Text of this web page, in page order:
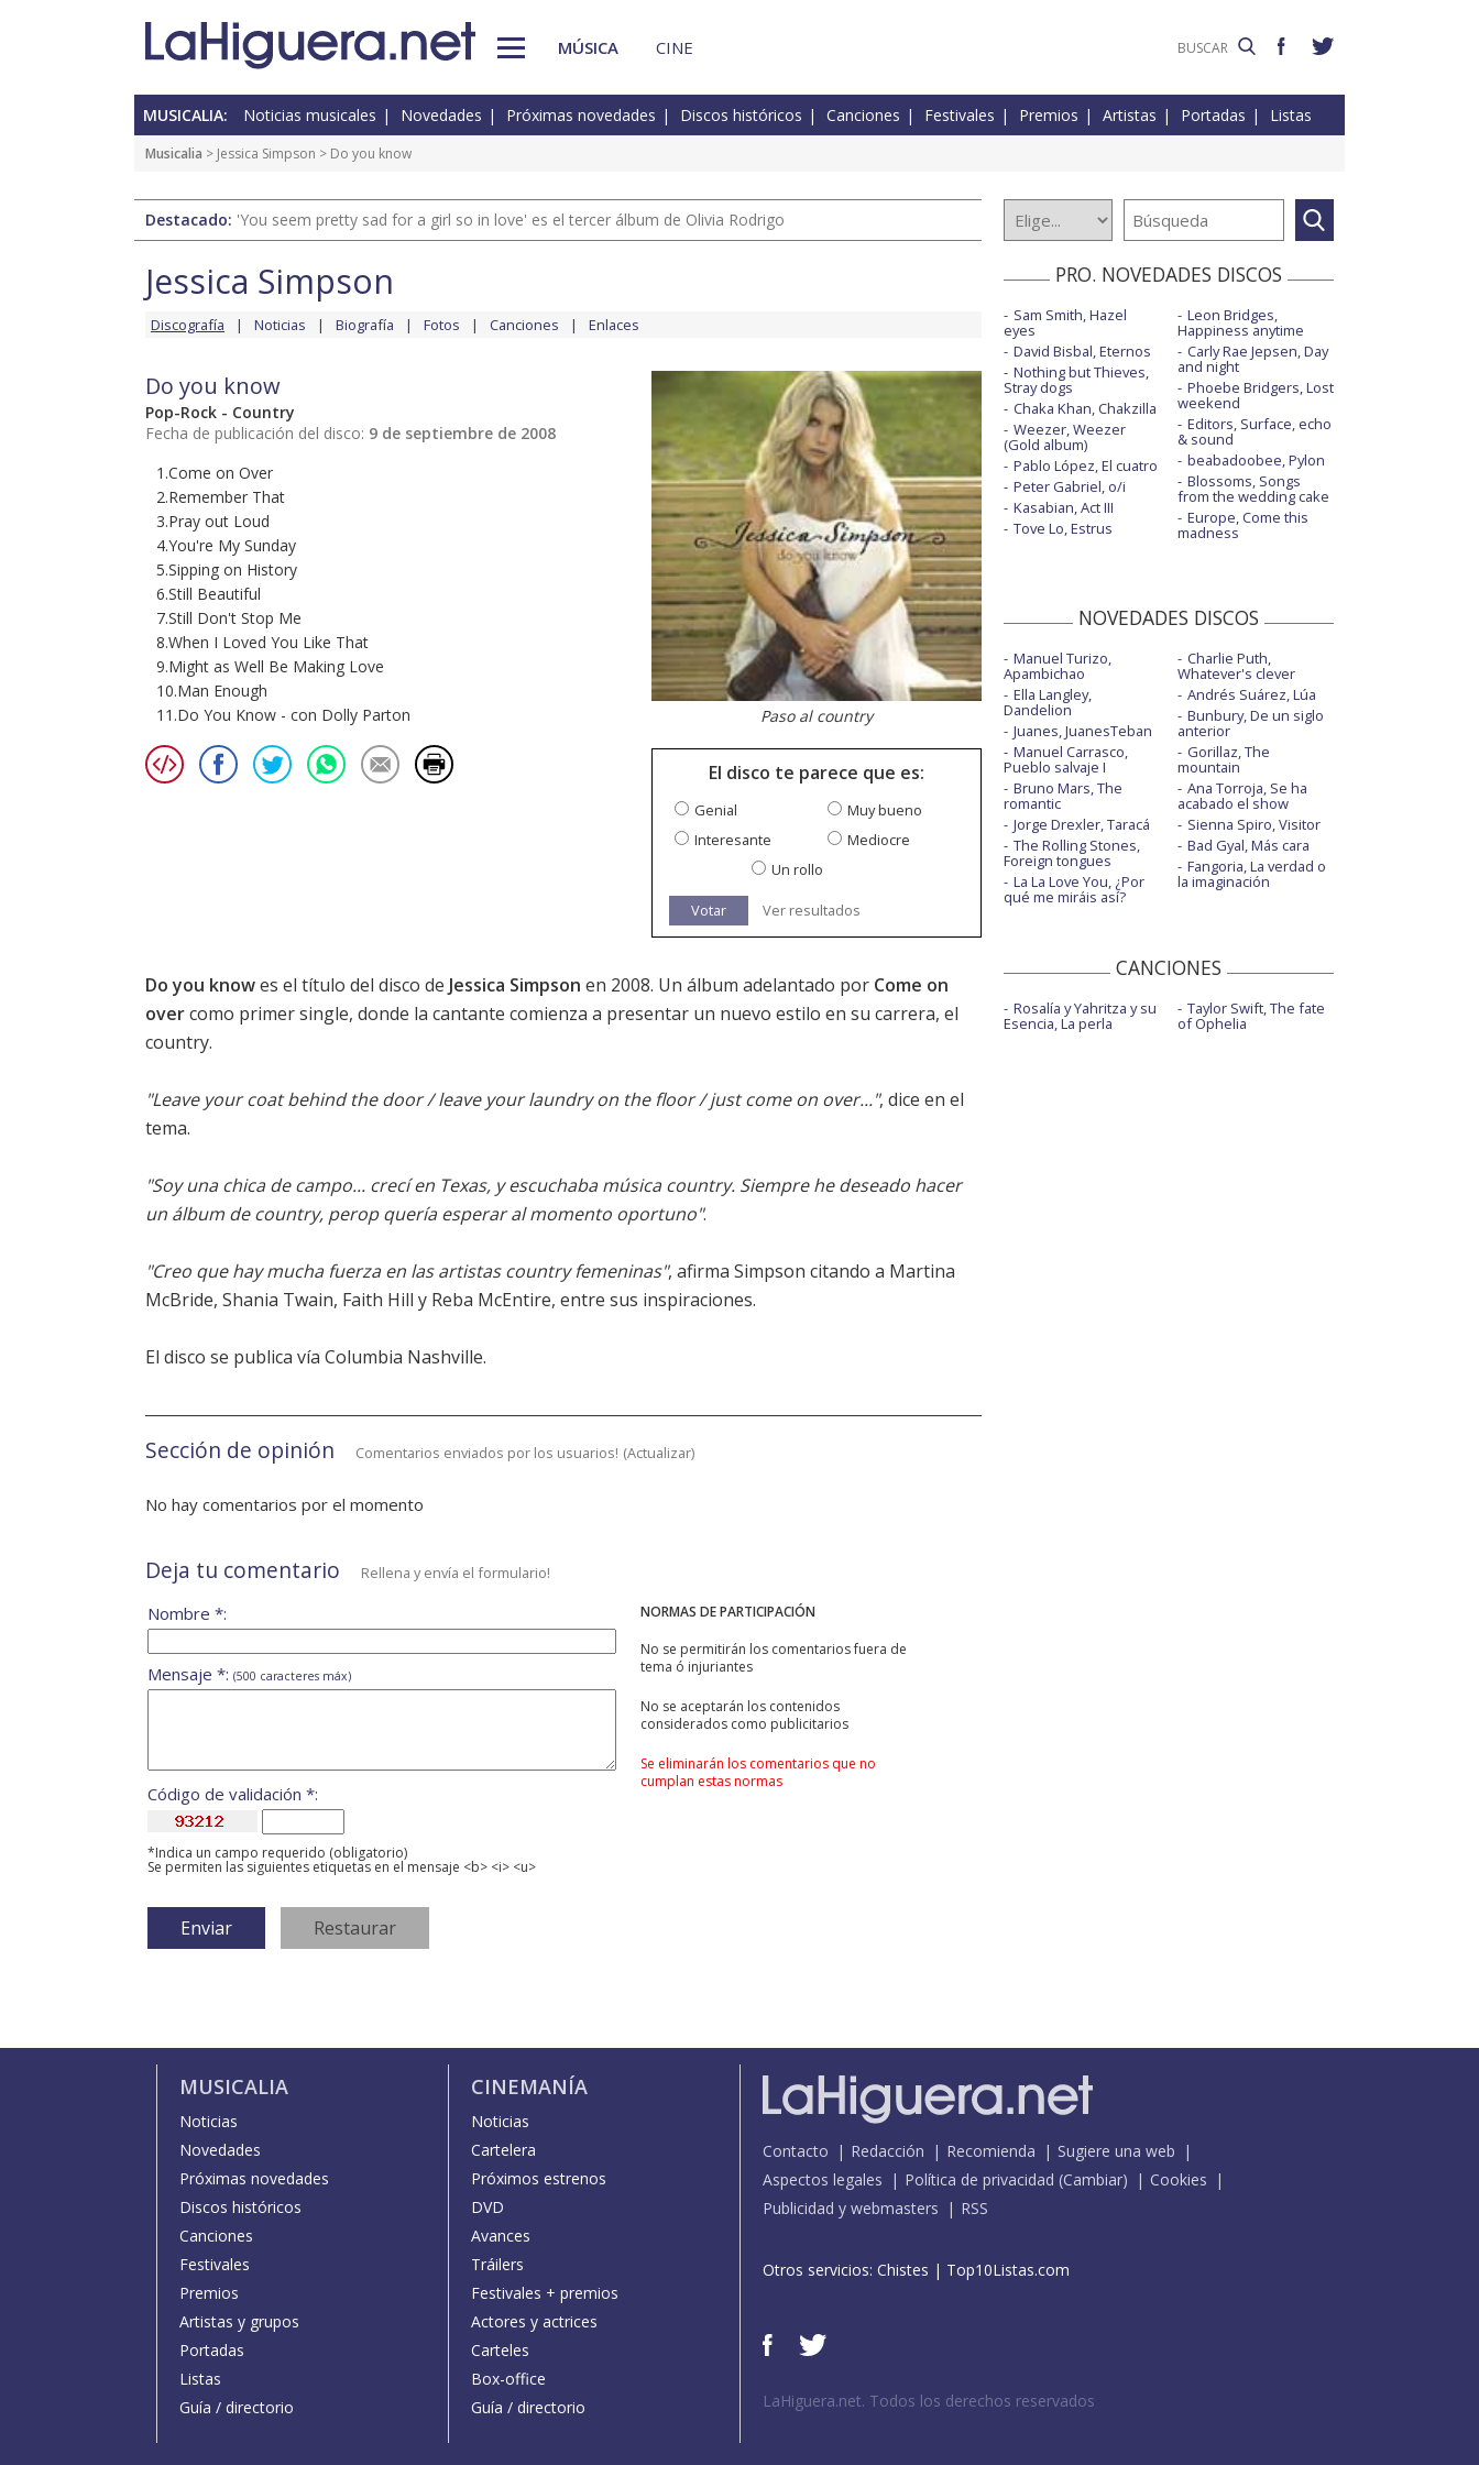
MÚSICA CINE
MUSICALIA: Noticias musicales Novedades Próximas novedades Discos históricos Canciones Festivales Premios Artistas Portadas Listas
Musicalia > Jessica Simpson > Do you know
Destacado: 'You seem pretty sad for a girl so in love' es el tercer álbum de Olivia Rodrigo
Jessica Simpson
Discografía Noticias Biografía Fotos Canciones Enlaces
Do you know
Pop-Rock - Country
Fecha de publicación del disco: 9 de septiembre de 2008
1.Come on Over
2.Remember That
3.Pray out Loud
4.You're My Sunday
5.Sipping on History
6.Still Beautiful
7.Still Don't Stop Me
8.When I Loved You Like That
9.Might as Well Be Making Love
10.Man Enough
11.Do You Know - con Dolly Parton
Paso al country
El disco te parece que es:
Genial
Muy bueno
Interesante
Mediocre
Un rollo
Votar Ver resultados
Do you knowes el título del disco de Jessica Simpson en 2008. Un álbum adelantado por Come on
overcomo primer single, donde la cantante comienza a presentar un nuevo estilo en su carrera, el
country.
"Leave your coat behind the door / leave your laundry on the floor / just come on over...", dice en el
tema.
"Soy una chica de campo... crecí en Texas, y escuchaba música country. Siempre he deseado hacer
un álbum de country, perop quería esperar al momento oportuno".
"Creo que hay mucha fuerza en las artistas country femeninas", afirma Simpson citando a Martina
McBride, Shania Twain, Faith Hill y Reba McEntire, entre sus inspiraciones.
El disco se publica vía Columbia Nashville.
Sección de opinión Comentarios enviados por los usuarios! (Actualizar)
No hay comentarios por el momento
Deja tu comentario Rellena y envía el formulario!
NORMAS DE PARTICIPACIÓN
No se permitirán los comentarios fuera de
tema ó injuriantes
No se aceptarán los contenidos
considerados como publicitarios
Se eliminarán los comentarios que no
cumplan estas normas
Nombre *:
Mensaje *: (500 caracteres máx)
Código de validación *:
*Indica un campo requerido (obligatorio)
Se permiten las siguientes etiquetas en el mensaje <b> <i> <u>
PRO. NOVEDADES DISCOS
Sam Smith, Hazel
eyes
David Bisbal, Eternos
Nothing but Thieves,
Stray dogs
Chaka Khan, Chakzilla
Weezer, Weezer
(Gold album)
Pablo López, El cuatro
Peter Gabriel, o/i
Kasabian, Act III
Tove Lo, Estrus
Leon Bridges,
Happiness anytime
Carly Rae Jepsen, Day
and night
Phoebe Bridgers, Lost
weekend
Editors, Surface, echo
& sound
beabadoobee, Pylon
Blossoms, Songs
from the wedding cake
Europe, Come this
madness
NOVEDADES DISCOS
Manuel Turizo,
Apambichao
Ella Langley,
Dandelion
Juanes, JuanesTeban
Manuel Carrasco,
Pueblo salvaje I
Bruno Mars, The
romantic
Jorge Drexler, Taracá
The Rolling Stones,
Foreign tongues
La La Love You, ¿Por
qué me miráis así?
Charlie Puth,
Whatever's clever
Andrés Suárez, Lúa
Bunbury, De un siglo
anterior
Gorillaz, The
mountain
Ana Torroja, Se ha
acabado el show
Sienna Spiro, Visitor
Bad Gyal, Más cara
Fangoria, La verdad o
la imaginación
CANCIONES
Rosalía y Yahritza y su
Esencia, La perla
Taylor Swift, The fate
of Ophelia
MUSICALIA
Noticias
Novedades
Próximas novedades
Discos históricos
Canciones
Festivales
Premios
Artistas y grupos
Portadas
Listas
Guía / directorio
CINEMANÍA
Noticias
Cartelera
Próximos estrenos
DVD
Avances
Tráilers
Festivales + premios
Actores y actrices
Carteles
Box-office
Guía / directorio
Contacto Redacción Recomienda
Sugiere una web
Aspectos legales
Política de privacidad (Cambiar)
Cookies
Publicidad y webmasters
RSS
Otros servicios: Chistes | Top10Listas.com
LaHiguera.net. Todos los derechos reservados